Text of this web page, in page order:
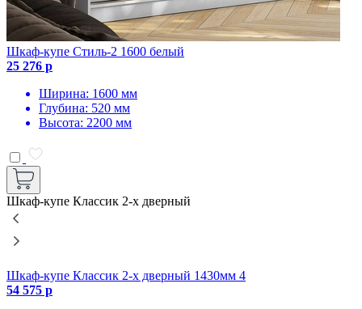
Шкаф-купе Стиль-2 1600 белый
25 276 р
Ширина: 1600 мм
Глубина: 520 мм
Высота: 2200 мм
Шкаф-купе Классик 2-х дверный
Шкаф-купе Классик 2-х дверный 1430мм 4
54 575 р